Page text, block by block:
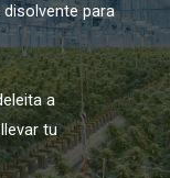
para
a
tu